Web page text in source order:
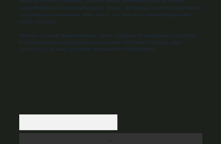
yükümlülüğümüz bulunmamaktadır. Ancak, üyelerimiz yazdıkları içeriklerin
sorumluluğunu taşımakta olup, siteye üye olarak bu sorumluluğu kabul
etmiş sayılırlar.
Hukuka ve yasal düzenlemelere aykırı olduğunu düşündüğünüz içerikleri,
backlinkpanelicomtr@gmail.com adresine bildirmeniz halinde, ilgili
içerikler yasal süre içerisinde sitemizden kaldırılacaktır.